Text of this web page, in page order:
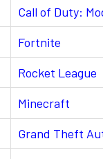
Call of Duty:
Fortnite
Rocket League
Minecraft
Grand Theft